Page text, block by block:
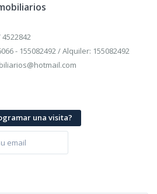
4522842
- 155082492 / Alquiler: 155082492
una visita?